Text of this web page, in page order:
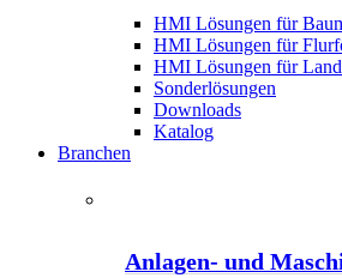
HMI Lösungen für
HMI Lösungen für
HMI Lösungen für
Sonderlösungen
Downloads
Katalog
Branchen
Anlagen- und